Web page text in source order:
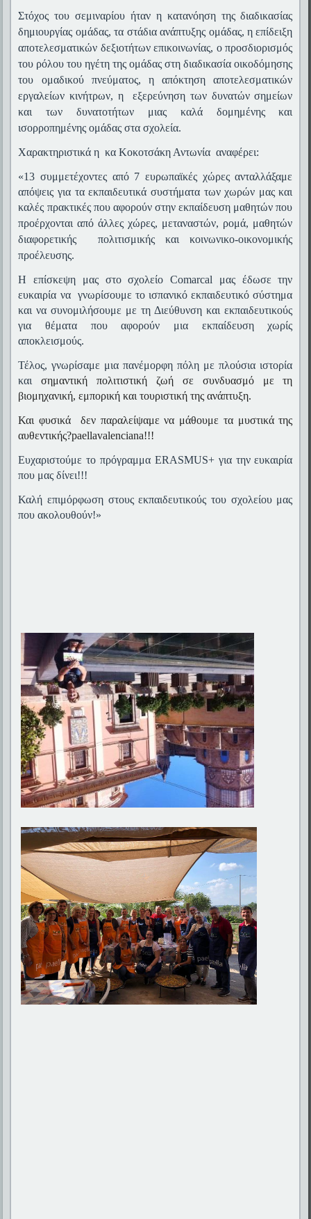
Στόχος του σεμιναρίου ήταν η κατανόηση της διαδικασίας
δημιουργίας ομάδας, τα στάδια ανάπτυξης ομάδας, η επίδειξη
αποτελεσματικών δεξιοτήτων επικοινωνίας, ο προσδιορισμός
του ρόλου του ηγέτη της ομάδας στη διαδικασία οικοδόμησης
του ομαδικού πνεύματος, η απόκτηση αποτελεσματικών
εργαλείων κινήτρων, η εξερεύνηση των δυνατών σημείων
και των δυνατοτήτων μιας καλά δομημένης και
ισορροπημένης ομάδας στα σχολεία.
Χαρακτηριστικά η κα Κοκοτσάκη Αντωνία αναφέρει:
«13 συμμετέχοντες από 7 ευρωπαϊκές χώρες ανταλλάξαμε
απόψεις για τα εκπαιδευτικά συστήματα των χωρών μας και
καλές πρακτικές που αφορούν στην εκπαίδευση μαθητών που
προέρχονται από άλλες χώρες, μεταναστών, ρομά, μαθητών
διαφορετικής πολιτισμικής και κοινωνικο-οικονομικής
προέλευσης.
Η επίσκεψη μας στο σχολείο Comarcal μας έδωσε την
ευκαιρία να γνωρίσουμε το ισπανικό εκπαιδευτικό σύστημα
και να συνομιλήσουμε με τη Διεύθυνση και εκπαιδευτικούς
για θέματα που αφορούν μια εκπαίδευση χωρίς
αποκλεισμούς.
Τέλος, γνωρίσαμε μια πανέμορφη πόλη με πλούσια ιστορία
καισημαντική πολιτιστική ζωή σε συνδυασμό με τη
βιομηχανική, εμπορική και τουριστική της ανάπτυξη.
Και φυσικά δεν παραλείψαμε να μάθουμε τα μυστικά της
αυθεντικής?paellavalenciana!!!
Ευχαριστούμε το πρόγραμμα ERASMUS+ για την ευκαιρία
που μας δίνει!!!
Καλή επιμόρφωση στους εκπαιδευτικούς του σχολείου μας
που ακολουθούν!»